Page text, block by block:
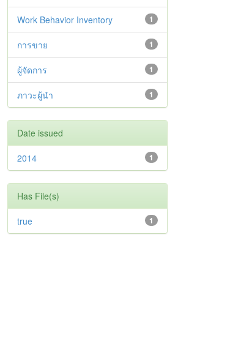
1
Work Behavior Inventory
1
การขาย
1
ผู้จัดการ
1
ภาวะผู้นำ
Date issued
1
2014
Has File(s)
1
true